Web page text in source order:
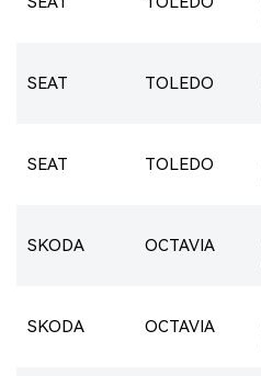
SEAT TOLEDO
SEAT TOLEDO
SKODA OCTAVIA
SKODA OCTAVIA